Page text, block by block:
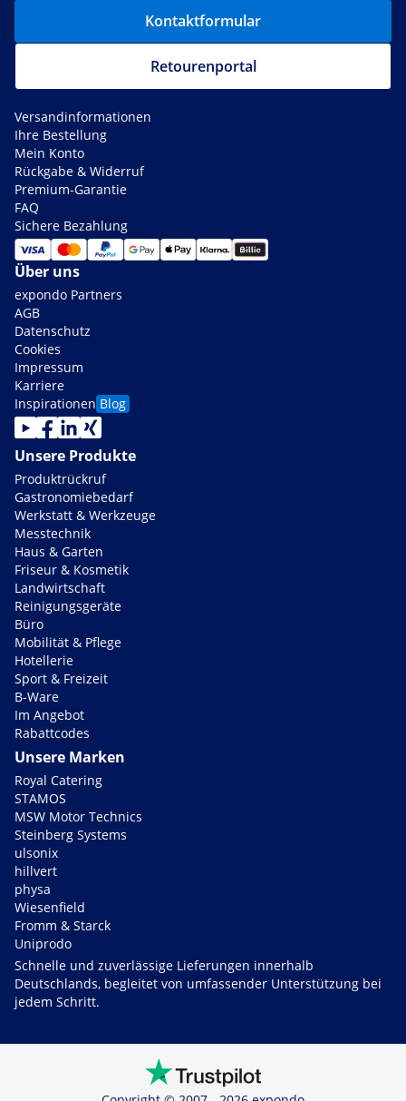
Kontaktformular
Retourenportal
Versandinformationen
Ihre Bestellung
Mein Konto
Rückgabe & Widerruf
Premium-Garantie
FAQ
Sichere Bezahlung
Über uns
expondo Partners
AGB
Datenschutz
Cookies
Impressum
Karriere
Inspirationen Blog
Unsere Produkte
Produktrückruf
Gastronomiebedarf
Werkstatt & Werkzeuge
Messtechnik
Haus & Garten
Friseur & Kosmetik
Landwirtschaft
Reinigungsgeräte
Büro
Mobilität & Pflege
Hotellerie
Sport & Freizeit
B-Ware
Im Angebot
Rabattcodes
Unsere Marken
Royal Catering
STAMOS
MSW Motor Technics
Steinberg Systems
ulsonix
hillvert
physa
Wiesenfield
Fromm & Starck
Uniprodo
Schnelle und zuverlässige Lieferungen innerhalb
Deutschlands, begleitet von umfassender Unterstützung bei
jedem Schritt.